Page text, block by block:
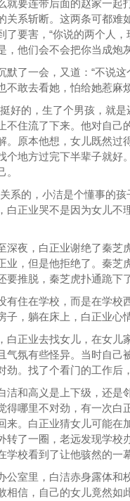
就要连带后面的赵家一起
关系斩断。这两条可都难
了要害，“你说的两个人
，他们会不会把你当成炮
了一会，又道：“不说这
不敢去看她，怕给她惹麻
的，生了个男孩，就是
不住流了下来。他对自己
。原本他想，女儿既然过
个地方过完下半辈子就好
。
的，小洁是个懂事的孩
白正业哭不是因为女儿不
夜，白正业谢绝了秦芝
业，但是他拒绝了。秦芝
要推脱，秦芝虎扑通跪下
住在学校，而是在学校
子，躺在床上，白正业心
正业去找女儿，在女儿
气氛有些怪异。当时自
劲。找了个看门的工作后
和高义是上下级，还是
得哪里不对劲，有一次白
来。白正业猜女儿可能在
转了一圈，老远发现学校
学校看到了让他骇然的一幕
室里，白洁赤身露体和
相信，自己的女儿竟然如